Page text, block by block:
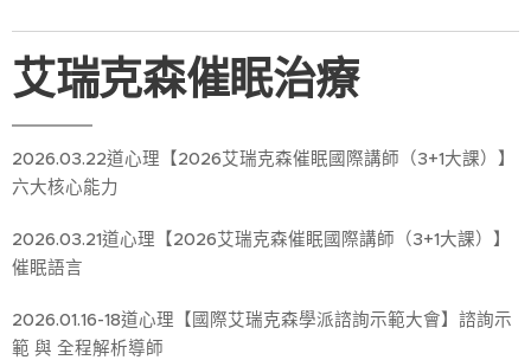
艾瑞克森催眠治療
2026.03.22道心理【2026艾瑞克森催眠國際講師（3+1大課）】
六大核心能力
2026.03.21道心理【2026艾瑞克森催眠國際講師（3+1大課）】
催眠語言
2026.01.16-18道心理【國際艾瑞克森學派諮詢示範大會】諮詢示
範 與 全程解析導師